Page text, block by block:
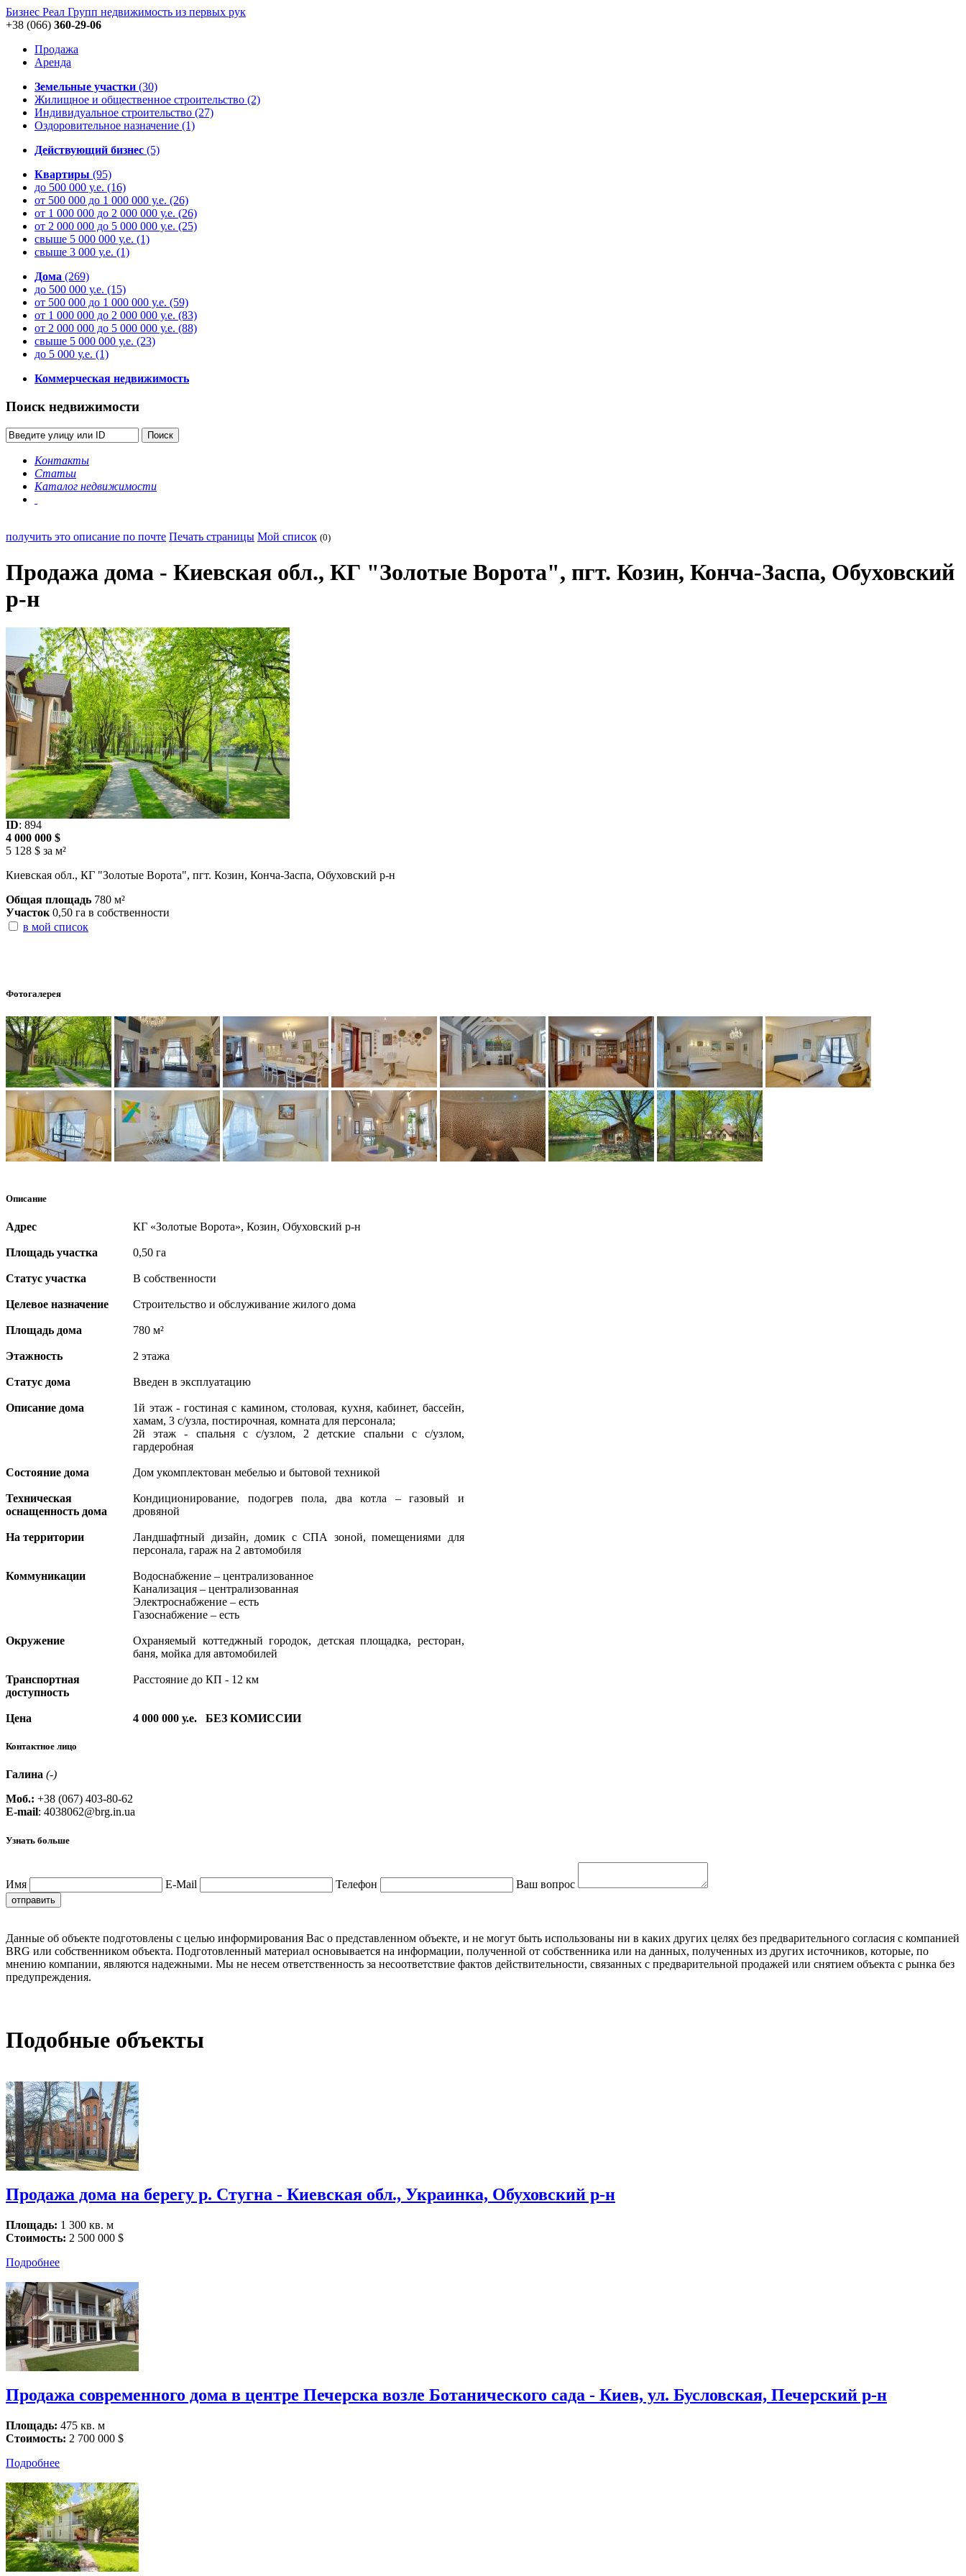
Бизнес Реал Групп недвижимость из первых рук
+38 (066) 360-29-06
Продажа
Аренда
Земельные участки (30)
Жилищное и общественное строительство (2)
Индивидуальное строительство (27)
Оздоровительное назначение (1)
Действующий бизнес (5)
Квартиры (95)
до 500 000 у.е. (16)
от 500 000 до 1 000 000 у.е. (26)
от 1 000 000 до 2 000 000 у.е. (26)
от 2 000 000 до 5 000 000 у.е. (25)
свыше 5 000 000 у.е. (1)
свыше 3 000 у.е. (1)
Дома (269)
до 500 000 у.е. (15)
от 500 000 до 1 000 000 у.е. (59)
от 1 000 000 до 2 000 000 у.е. (83)
от 2 000 000 до 5 000 000 у.е. (88)
свыше 5 000 000 у.е. (23)
до 5 000 у.е. (1)
Коммерческая недвижимость
Поиск недвижимости
Контакты
Статьи
Каталог недвижимости
получить это описание по почте Печать страницы Мой список (0)
Продажа дома - Киевская обл., КГ "Золотые Ворота", пгт. Козин, Конча-Заспа, Обуховский
р-н
ID: 894
4 000 000 $
5 128 $ за м²
Киевская обл., КГ "Золотые Ворота", пгт. Козин, Конча-Заспа, Обуховский р-н
Общая площадь 780 м²
Участок 0,50 га в собственности
в мой список
Фотогалерея
Описание
Адрес КГ «Золотые Ворота», Козин, Обуховский р-н
Площадь участка 0,50 га
Статус участка В собственности
Целевое назначение Строительство и обслуживание жилого дома
Площадь дома 780 м²
Этажность 2 этажа
Статус дома Введен в эксплуатацию
Описание дома
1й этаж - гостиная с камином, столовая, кухня, кабинет, бассейн,
хамам, 3 с/узла, постирочная, комната для персонала;
2й этаж - спальня с с/узлом, 2 детские спальни с с/узлом,
гардеробная
Состояние дома Дом укомплектован мебелью и бытовой техникой
Техническая
оснащенность дома
Кондиционирование, подогрев пола, два котла – газовый и
дровяной
На территории
Ландшафтный дизайн, домик с СПА зоной, помещениями для
персонала, гараж на 2 автомобиля
Коммуникации
Водоснабжение – централизованное
Канализация – централизованная
Электроснабжение – есть
Газоснабжение – есть
Окружение
Охраняемый коттеджный городок, детская площадка, ресторан,
баня, мойка для автомобилей
Транспортная
доступность
Расстояние до КП - 12 км
Цена 4 000 000 у.е. БЕЗ КОМИССИИ
Контактное лицо
Галина (-)
Моб.: +38 (067) 403-80-62
E-mail: 4038062@brg.in.ua
Узнать больше
Имя E-Mail Телефон Ваш вопрос
Данные об объекте подготовлены с целью информирования Вас о представленном объекте, и не могут быть использованы ни в каких других целях без предварительного согласия с компанией
BRG или собственником объекта. Подготовленный материал основывается на информации, полученной от собственника или на данных, полученных из других источников, которые, по
мнению компании, являются надежными. Мы не несем ответственность за несоответствие фактов действительности, связанных с предварительной продажей или снятием объекта с рынка без
предупреждения.
Подобные объекты
Продажа дома на берегу р. Стугна - Киевская обл., Украинка, Обуховский р-н
Площадь: 1 300 кв. м
Стоимость: 2 500 000 $
Подробнее
Продажа современного дома в центре Печерска возле Ботанического сада - Киев, ул. Бусловская, Печерский р-н
Площадь: 475 кв. м
Стоимость: 2 700 000 $
Подробнее